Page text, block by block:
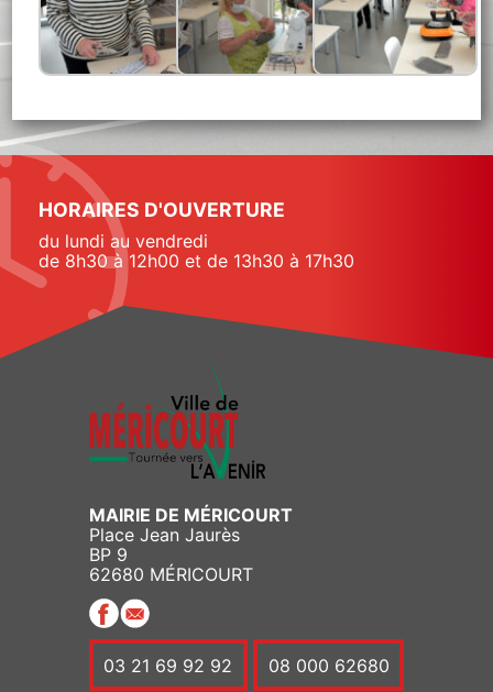
HORAIRES D'OUVERTURE
du lundi au vendredi
de 8h30 à 12h00 et de 13h30 à 17h30
MAIRIE DE MÉRICOURT
Place Jean Jaurès
BP 9
62680 MÉRICOURT
03 21 69 92 92 08 000 62680